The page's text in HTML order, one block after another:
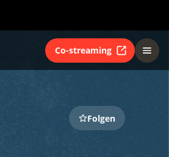
Co-streaming
Folgen